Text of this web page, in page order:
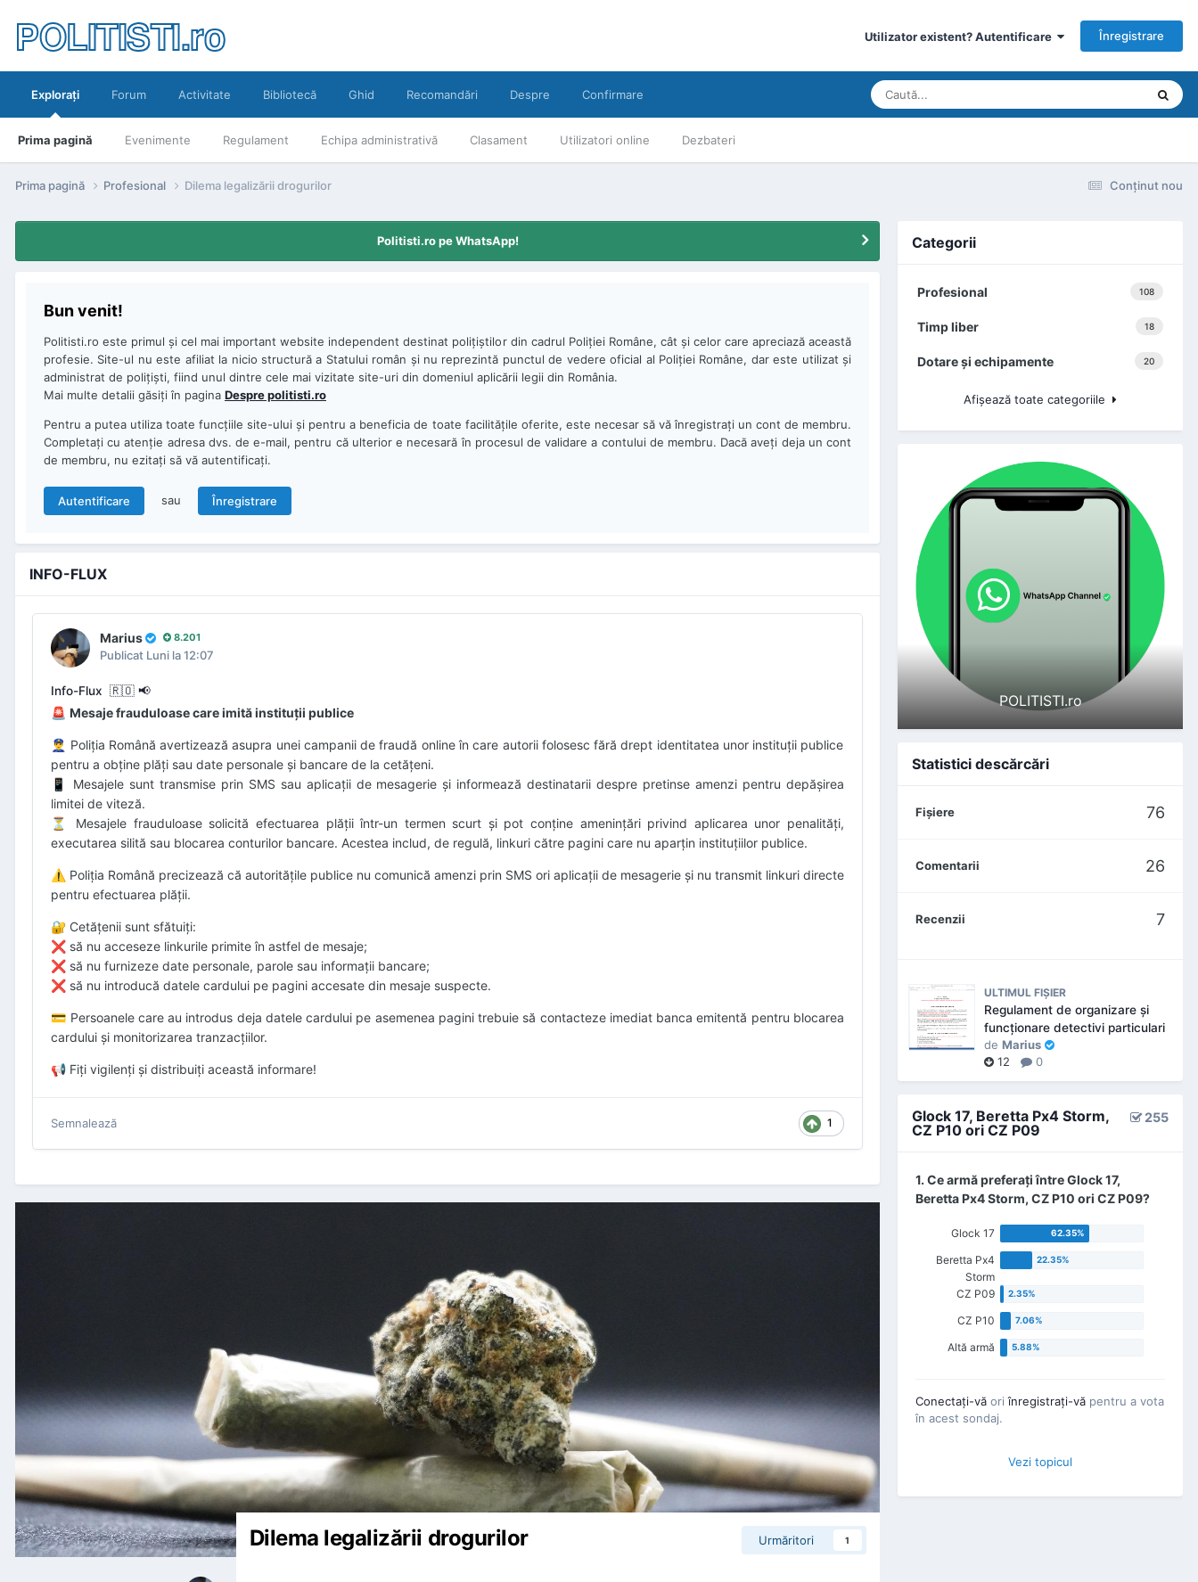
POLITISTI.ro Utilizator existent? Autentificare Înregistrare
Exploraţi
Prima pagină Evenimente Regulament Echipa administrativă Clasament Utilizatori online Dezbateri
Forum Activitate Bibliotecă Ghid Recomandări Despre Confirmare
Conţinut nou
Prima pagină Profesional Dilema legalizării drogurilor
Politisti.ro pe WhatsApp!
Bun venit!
Politisti.ro este primul şi cel mai important website independent destinat poliţiştilor din cadrul Poliţiei Române, cât şi celor care apreciază această
profesie. Site-ul nu este afiliat la nicio structură a Statului român şi nu reprezintă punctul de vedere oficial al Poliţiei Române, dar este utilizat şi
administrat de poliţişti, fiind unul dintre cele mai vizitate site-uri din domeniul aplicării legii din România.
Mai multe detalii găsiţi în pagina Despre politisti.ro
Pentru a putea utiliza toate funcţiile site-ului şi pentru a beneficia de toate facilităţile oferite, este necesar să vă înregistraţi un cont de membru.
Completaţi cu atenţie adresa dvs. de e-mail, pentru că ulterior e necesară în procesul de validare a contului de membru. Dacă aveţi deja un cont
de membru, nu ezitaţi să vă autentificaţi.
Autentificare sau Înregistrare
INFO-FLUX
Marius 8.201
Publicat Luni la 12:07
Info-Flux ​ 🇷🇴 📢
🚨 Mesaje frauduloase care imită instituții publice
👮‍♂️ Poliția Română avertizează asupra unei campanii de fraudă online în care autorii folosesc fără drept identitatea unor instituții publice
pentru a obține plăți sau date personale și bancare de la cetățeni.
📱
Mesajele sunt transmise prin SMS sau aplicații de mesagerie și informează destinatarii despre pretinse amenzi pentru depășirea
limitei de viteză.
⏳
Mesajele frauduloase solicită efectuarea plății într-un termen scurt și pot conține amenințări privind aplicarea unor penalități,
executarea silită sau blocarea conturilor bancare. Acestea includ, de regulă, linkuri către pagini care nu aparțin instituțiilor publice.
⚠️ Poliția Română precizează că autoritățile publice nu comunică amenzi prin SMS ori aplicații de mesagerie și nu transmit linkuri directe
pentru efectuarea plății.
🔐 Cetățenii sunt sfătuiți:
❌ să nu acceseze linkurile primite în astfel de mesaje;
❌ să nu furnizeze date personale, parole sau informații bancare;
❌ să nu introducă datele cardului pe pagini accesate din mesaje suspecte.
💳 Persoanele care au introdus deja datele cardului pe asemenea pagini trebuie să contacteze imediat banca emitentă pentru blocarea
cardului și monitorizarea tranzacțiilor.
📢 Fiți vigilenți și distribuiți această informare!
Semnalează 1
Dilema legalizării drogurilor Urmăritori 1
Categorii
108
Profesional
18
Timp liber
20
Dotare şi echipamente
Afişează toate categoriile
POLITISTI.ro
Statistici descărcări
Fişiere 76
Comentarii 26
Recenzii 7
ULTIMUL FIŞIER
Regulament de organizare și
funcționare detectivi particulari
de Marius
12
0
255
Glock 17, Beretta Px4 Storm,
CZ P10 ori CZ P09
1. Ce armă preferaţi între Glock 17,
Beretta Px4 Storm, CZ P10 ori CZ P09?
Glock 17
Beretta Px4
Storm
CZ P09
CZ P10
Altă armă
Conectaţi-vă oriînregistraţi-vă pentru a vota
în acest sondaj.
Vezi topicul